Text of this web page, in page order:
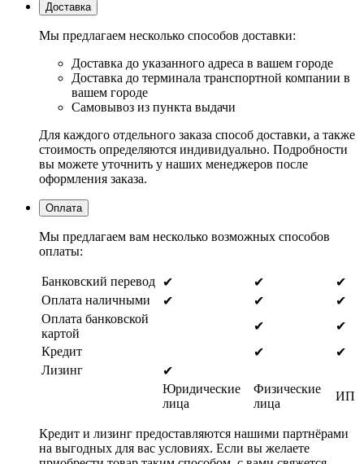
Доставка
Мы предлагаем несколько способов доставки:
Доставка до указанного адреса в вашем городе
Доставка до терминала транспортной компании в
вашем городе
Самовывоз из пункта выдачи
Для каждого отдельного заказа способ доставки, а также
стоимость определяются индивидуально. Подробности
вы можете уточнить у наших менеджеров после
оформления заказа.
Оплата
Мы предлагаем вам несколько возможных способов
оплаты:
Банковский перевод ✔ ✔
✔
Оплата наличными
✔ ✔
✔
Оплата банковской
картой
✔
✔
Кредит
✔
✔
Лизинг
✔
Юридические
лица
Физические
лица
ИП
Кредит и лизинг предоставляются нашими партнёрами
на выгодных для вас условиях. Если вы желаете